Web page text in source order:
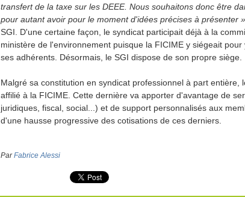
transfert de la taxe sur les DEEE. Nous souhaitons donc être
pour autant avoir pour le moment d'idées précises à présenter »
SGI. D'une certaine façon, le syndicat participait déjà à la
ministère de l'environnement puisque la FICIME y siégeait
ses adhérents. Désormais, le SGI dispose de son propre siège.
Malgré sa constitution en syndicat professionnel à part entière,
affilié à la FICIME. Cette dernière va apporter d'avantage de
juridiques, fiscal, social...) et de support personnalisés aux
d'une hausse progressive des cotisations de ces derniers.
ParFabrice Alessi